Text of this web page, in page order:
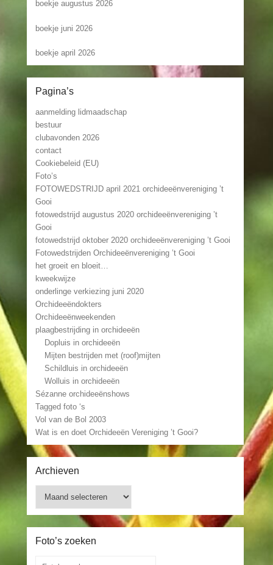
boekje augustus 2026
boekje juni 2026
boekje april 2026
Pagina’s
aanmelding lidmaadschap
bestuur
clubavonden 2026
contact
Cookiebeleid (EU)
Foto’s
FOTOWEDSTRIJD april 2021 orchideeënvereniging ’t
Gooi
fotowedstrijd augustus 2020 orchideeënvereniging ’t
Gooi
fotowedstrijd oktober 2020 orchideeënvereniging ’t Gooi
Fotowedstrijden Orchideeënvereniging ’t Gooi
het groeit en bloeit…
kweekwijze
onderlinge verkiezing juni 2020
Orchideeëndokters
Orchideeënweekenden
plaagbestrijding in orchideeën
Dopluis in orchideeën
Mijten bestrijden met (roof)mijten
Schildluis in orchideeën
Wolluis in orchideeën
Sézanne orchideeënshows
Tagged foto ‘s
Vol van de Bol 2003
Wat is en doet Orchideeën Vereniging ’t Gooi?
Archieven
Foto’s zoeken